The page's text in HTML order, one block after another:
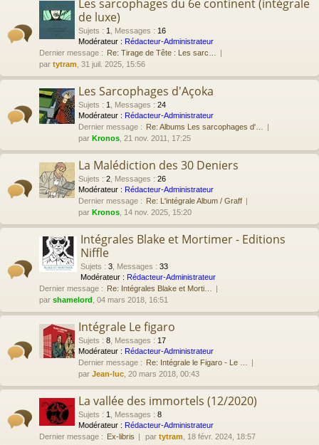
Les sarcophages du 6e continent (intégrale
de luxe)
Sujets : 1 Messages : 16
Modérateur : Rédacteur-Administrateur
Dernier message : Re: Tirage de Tête : Les sarc…
par tytram , 31 juil. 2025, 15:56
Les Sarcophages d'Açoka
Sujets : 1 Messages : 24
Modérateur : Rédacteur-Administrateur
Dernier message : Re: Albums Les sarcophages d'…
par Kronos , 21 nov. 2011, 17:25
La Malédiction des 30 Deniers
Sujets : 2 Messages : 26
Modérateur : Rédacteur-Administrateur
Dernier message : Re: L'intégrale Album / Graff
par Kronos , 14 nov. 2025, 15:20
Intégrales Blake et Mortimer - Editions
Niffle
Sujets : 3 Messages : 33
Modérateur : Rédacteur-Administrateur
Dernier message : Re: Intégrales Blake et Morti…
par shamelord , 04 mars 2018, 16:51
Intégrale Le figaro
Sujets : 8 Messages : 17
Modérateur : Rédacteur-Administrateur
Dernier message : Re: Intégrale le Figaro - Le …
par Jean-luc , 20 mars 2018, 00:43
La vallée des immortels (12/2020)
Sujets : 1 Messages : 8
Modérateur : Rédacteur-Administrateur
Dernier message : Ex-libris par tytram , 18 févr. 2024, 18:57